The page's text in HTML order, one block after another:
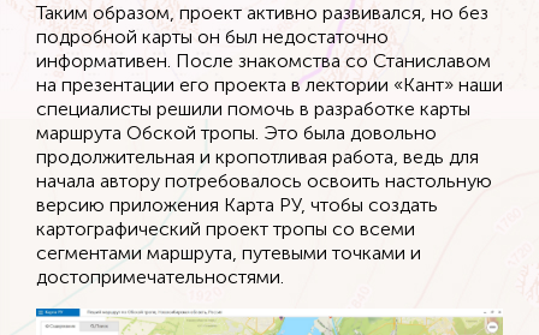
Таким образом, проект активно развивался, но без
подробной карты он был недостаточно
информативен. После знакомства со Станиславом
на презентации его проекта в лектории «Кант» наши
специалисты решили помочь в разработке карты
маршрута Обской тропы. Это была довольно
продолжительная и кропотливая работа, ведь для
начала автору потребовалось освоить настольную
версию приложения Карта РУ, чтобы создать
картографический проект тропы со всеми
сегментами маршрута, путевыми точками и
достопримечательностями.